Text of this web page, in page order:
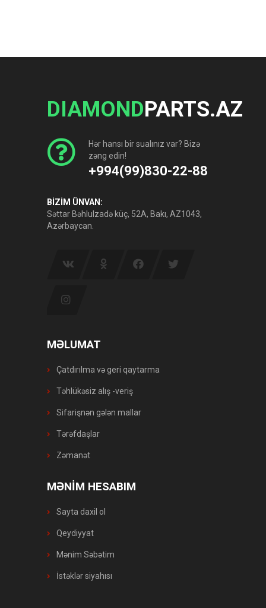
DIAMONDPARTS.AZ
Hər hansı bir sualınız var? Bizə
zəng edin!
+994(99)830-22-88
BİZİM ÜNVAN:
Səttar Bəhlulzadə küç, 52A, Bakı, AZ1043,
Azərbaycan.
MƏLUMAT
Çatdırılma və geri qaytarma
Təhlükəsiz alış -veriş
Sifarişnən gələn mallar
Tərəfdaşlar
Zəmanət
MƏNİM HESABIM
Sayta daxil ol
Qeydiyyat
Mənim Səbətim
İstəklər siyahısı